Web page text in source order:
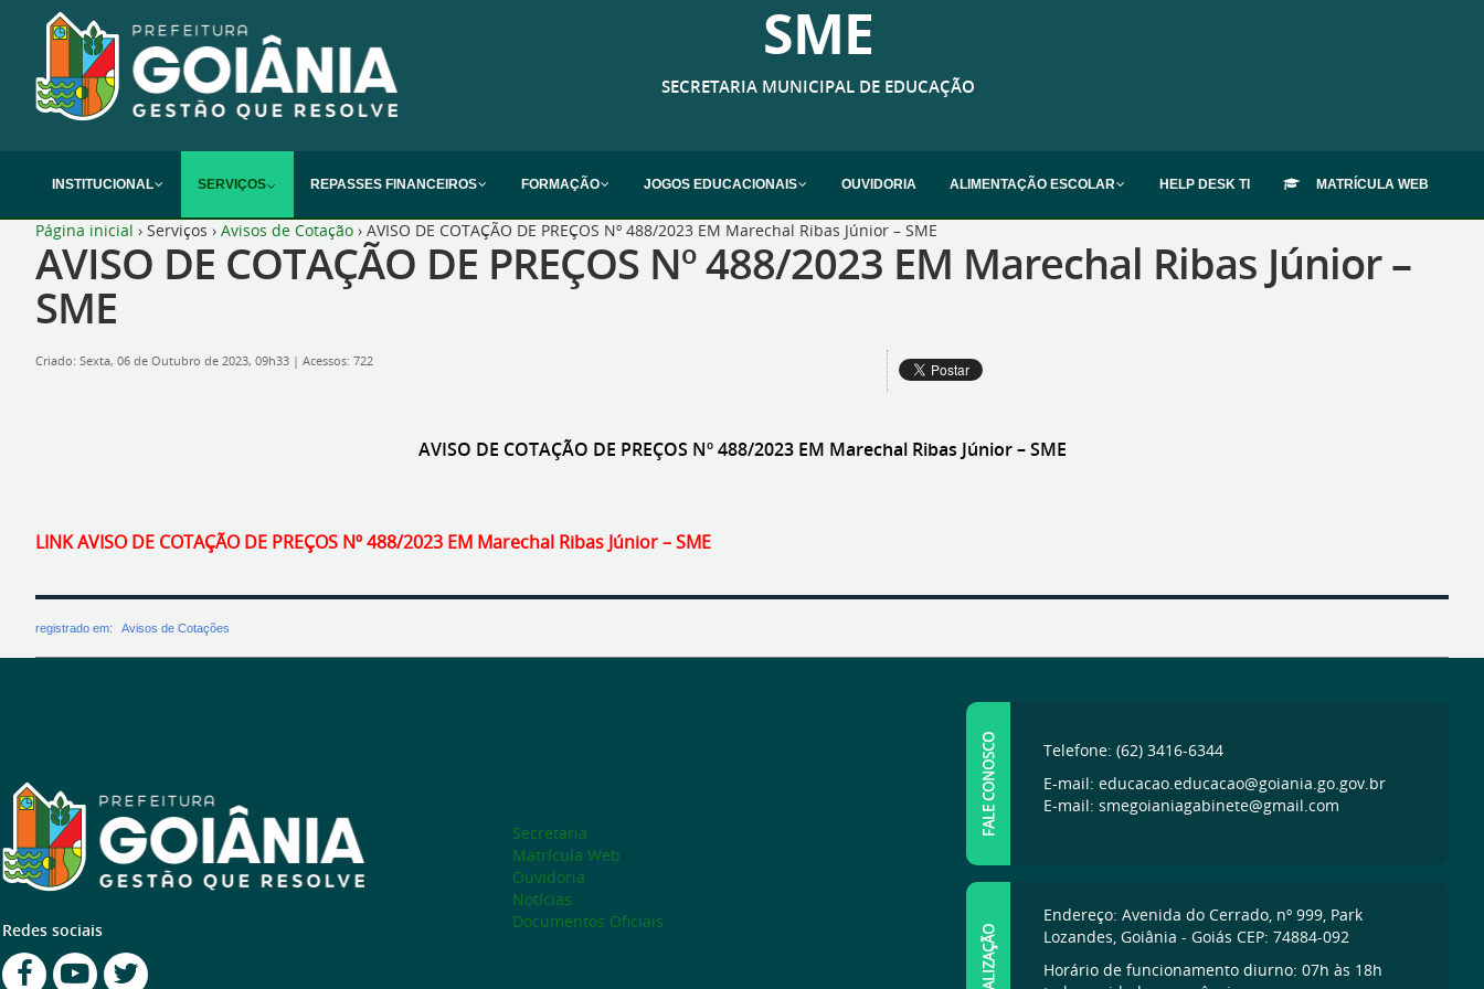
SME
SECRETARIA MUNICIPAL DE EDUCAÇÃO
INSTITUCIONAL SERVIÇOS REPASSES FINANCEIROS FORMAÇÃO JOGOS EDUCACIONAIS OUVIDORIA ALIMENTAÇÃO ESCOLAR HELP DESK TI MATRÍCULA WEB
Página inicial › Serviços › Avisos de Cotação › AVISO DE COTAÇÃO DE PREÇOS Nº 488/2023 EM Marechal Ribas Júnior – SME
AVISO DE COTAÇÃO DE PREÇOS Nº 488/2023 EM Marechal Ribas Júnior –
SME
Criado: Sexta, 06 de Outubro de 2023, 09h33 | Acessos: 722
AVISO DE COTAÇÃO DE PREÇOS Nº 488/2023 EM Marechal Ribas Júnior – SME
LINK AVISO DE COTAÇÃO DE PREÇOS Nº 488/2023 EM Marechal Ribas Júnior – SME
registrado em: Avisos de Cotações
Redes sociais
Secretaria
Matrícula Web
Ouvidoria
Notícias
Documentos Oficiais
FALE CONOSCO
Telefone: (62) 3416-6344
E-mail: educacao.educacao@goiania.go.gov.br
E-mail: smegoianiagabinete@gmail.com
Endereço: Avenida do Cerrado, nº 999, Park
Lozandes, Goiânia - Goiás CEP: 74884-092
Horário de funcionamento diurno: 07h às 18h